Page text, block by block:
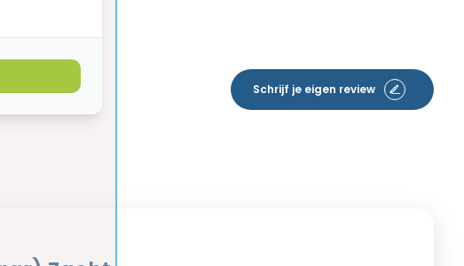
Schrijf je eigen review